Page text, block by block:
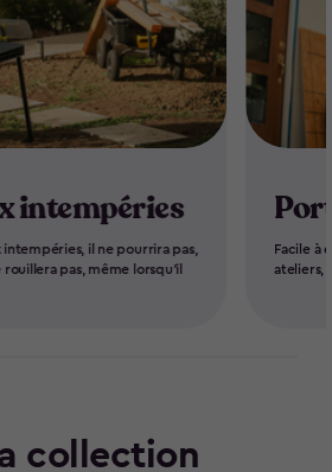
intempéries
intempéries, il ne pourrira pas,
rouillera pas, même lorsqu’il
Facile à
ateliers,
collection